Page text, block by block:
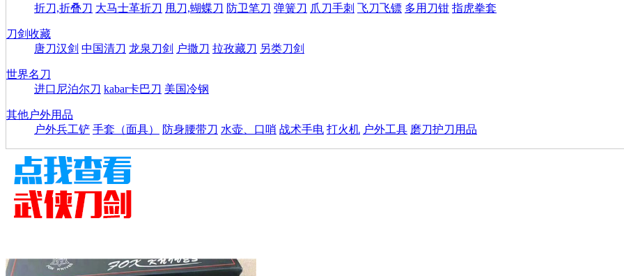
折刀,折叠刀 大马士革折刀 甩刀,蝴蝶刀 防卫笔刀 弹簧刀 爪刀手刺 飞刀飞镖 多用刀钳 指虎拳套
刀剑收藏
唐刀汉剑 中国清刀 龙泉刀剑 户撒刀 拉孜藏刀 另类刀剑
世界名刀
进口尼泊尔刀 kabar卡巴刀 美国冷钢
其他户外用品
户外兵工铲 手套（面具） 防身腰带刀 水壶、口哨 战术手电 打火机 户外工具 磨刀护刀用品